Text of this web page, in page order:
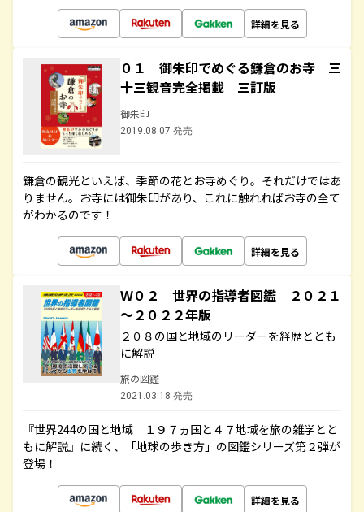
詳細を見る
０１ 御朱印でめぐる鎌倉のお寺 三
十三観音完全掲載 三訂版
御朱印
2019.08.07 発売
鎌倉の観光といえば、季節の花とお寺めぐり。それだけではあ
りません。お寺には御朱印があり、これに触れればお寺の全て
がわかるのです！
詳細を見る
Ｗ０２ 世界の指導者図鑑 ２０２１
～２０２２年版
２０８の国と地域のリーダーを経歴ととも
に解説
旅の図鑑
2021.03.18 発売
『世界244の国と地域 １９７ヵ国と４７地域を旅の雑学とと
もに解説』に続く、「地球の歩き方」の図鑑シリーズ第２弾が
登場！
詳細を見る